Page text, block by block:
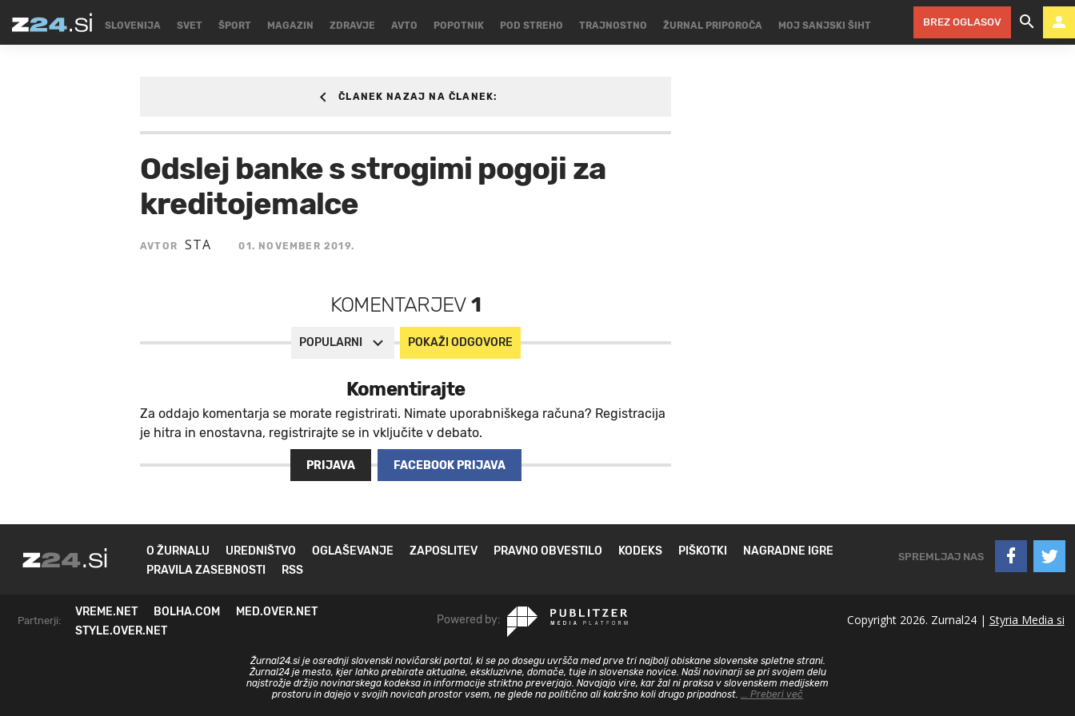
SLOVENIJA SVET ŠPORT MAGAZIN ZDRAVJE AVTO POPOTNIK POD STREHO TRAJNOSTNO ŽURNAL PRIPOROČA MOJ SANJSKI ŠIHT BREZ OGLASOV
Odslej banke s strogimi pogoji za
kreditojemalce
AVTOR STA 01. NOVEMBER 2019.
ČLANEK NAZAJ NA ČLANEK:
KOMENTARJEV1
POPULARNI POKAŽI ODGOVORE
Komentirajte
Za oddajo komentarja se morate registrirati. Nimate uporabniškega računa? Registracija
je hitra in enostavna, registrirajte se in vključite v debato.
PRIJAVA FACEBOOK PRIJAVA
O ŽURNALU UREDNIŠTVO OGLAŠEVANJE ZAPOSLITEV PRAVNO OBVESTILO KODEKS PIŠKOTKI
NAGRADNE IGRE
PRAVILA ZASEBNOSTI
RSS
SPREMLJAJ NAS
Partnerji:
VREME.NET BOLHA.COM
MED.OVER.NET
STYLE.OVER.NET
Powered by: Copyright 2026. Zurnal24 | Styria Media si
Žurnal24.si je osrednji slovenski novičarski portal, ki se po dosegu uvršča med prve tri najbolj obiskane slovenske spletne strani.
Žurnal24 je mesto, kjer lahko prebirate aktualne, ekskluzivne, domače, tuje in slovenske novice. Naši novinarji se pri svojem delu
najstrožje držijo novinarskega kodeksa in informacije striktno preverjajo. Navajajo vire, kar žal ni praksa v slovenskem medijskem
prostoru in dajejo v svojih novicah prostor vsem, ne glede na politično ali kakršno koli drugo pripadnost. ... Preberi več